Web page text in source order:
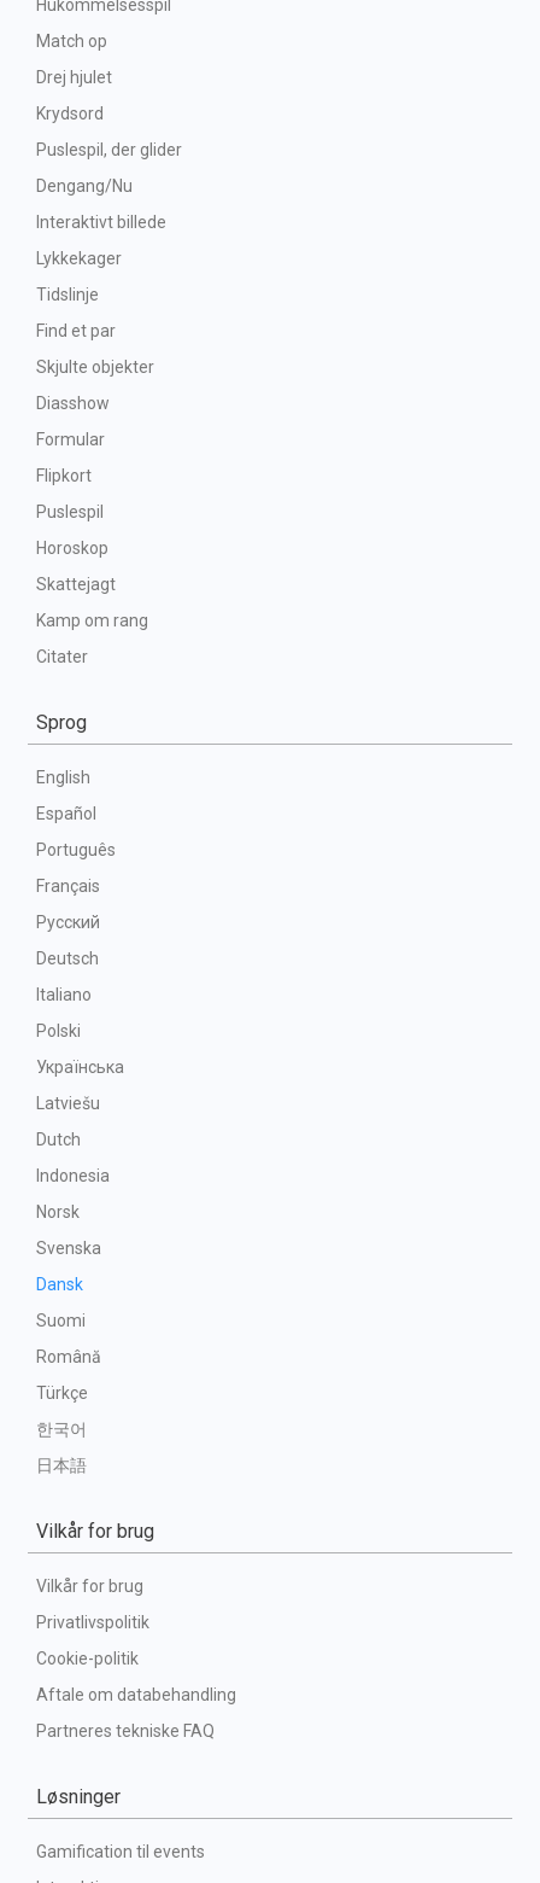
Hukommelsesspil
Match op
Drej hjulet
Krydsord
Puslespil, der glider
Dengang/Nu
Interaktivt billede
Lykkekager
Tidslinje
Find et par
Skjulte objekter
Diasshow
Formular
Flipkort
Puslespil
Horoskop
Skattejagt
Kamp om rang
Citater
Sprog
English
Español
Português
Français
Русский
Deutsch
Italiano
Polski
Українська
Latviešu
Dutch
Indonesia
Norsk
Svenska
Dansk
Suomi
Română
Türkçe
한국어
日本語
Vilkår for brug
Vilkår for brug
Privatlivspolitik
Cookie-politik
Aftale om databehandling
Partneres tekniske FAQ
Løsninger
Gamification til events